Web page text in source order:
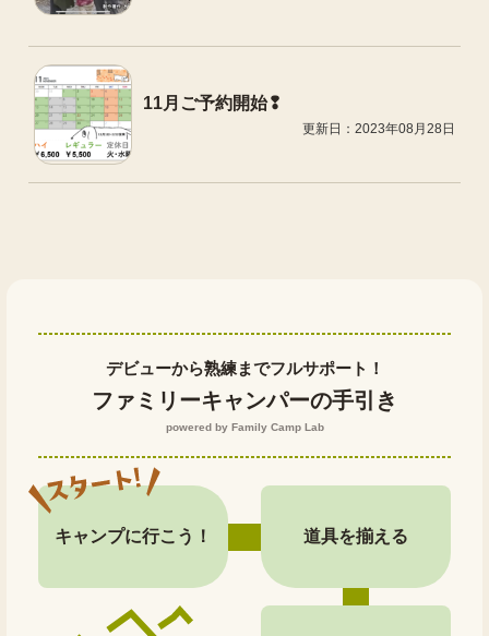
11月ご予約開始❢
更新日：2023年08月28日
デビューから熟練までフルサポート！
ファミリーキャンパーの手引き
powered by Family Camp Lab
キャンプに行こう！ 道具を揃える